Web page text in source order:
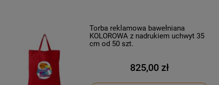
Torba reklamowa bawełniana
KOLOROWA z nadrukiem uchwyt 35
cm od 50 szt.
825,00 zł